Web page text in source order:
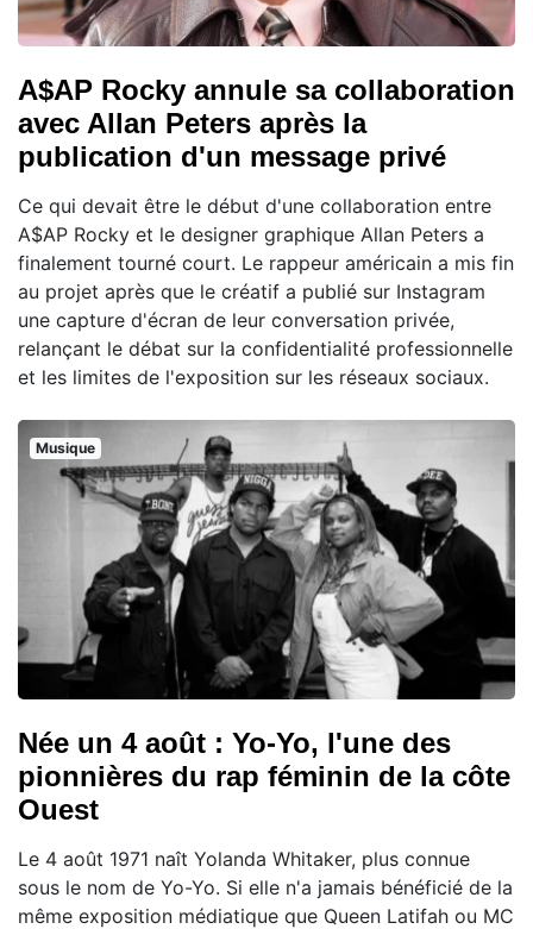
A$AP Rocky annule sa collaboration
avec Allan Peters après la
publication d'un message privé
Ce qui devait être le début d'une collaboration entre
A$AP Rocky et le designer graphique Allan Peters a
finalement tourné court. Le rappeur américain a mis fin
au projet après que le créatif a publié sur Instagram
une capture d'écran de leur conversation privée,
relançant le débat sur la confidentialité professionnelle
et les limites de l'exposition sur les réseaux sociaux.
Musique
Née un 4 août : Yo-Yo, l'une des
pionnières du rap féminin de la côte
Ouest
Le 4 août 1971 naît Yolanda Whitaker, plus connue
sous le nom de Yo-Yo. Si elle n'a jamais bénéficié de la
même exposition médiatique que Queen Latifah ou MC